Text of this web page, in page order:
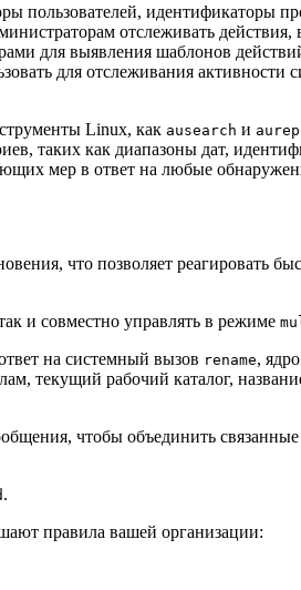
пользователей, идентификаторы
отслеживать
для выявления шаблонов
для отслеживания активности
Linux, как ausearch и
таких как диапазоны дат,
мер в ответ на любые
что позволяет реагировать
и совместно управлять в режиме
на системный вызов rename,
текущий рабочий каталог,
чтобы объединить
.
правила вашей организации: